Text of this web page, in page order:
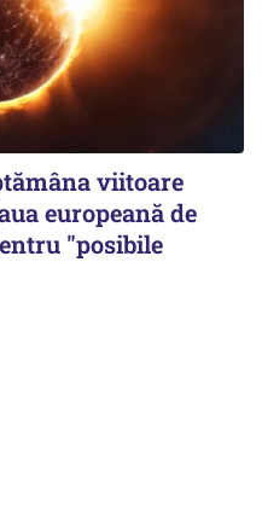
viitoare
europeană de
"posibile